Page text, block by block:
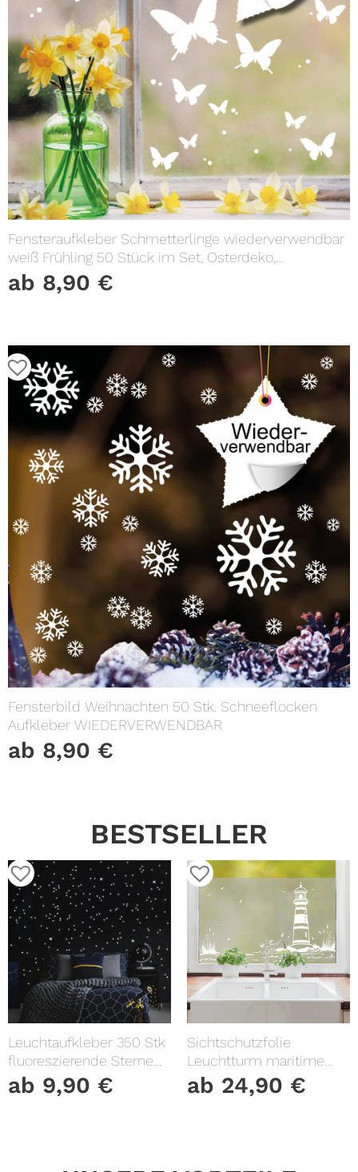
Fensteraufkleber Schmetterlinge wiederverwendbar
weiß Frühling 50 Stück im Set, Osterdeko,
Frühlingsdeko
ab 8,90 €
Fensterbild Weihnachten 50 Stk. Schneeflocken
Aufkleber WIEDERVERWENDBAR
ab 8,90 €
BESTSELLER
Leuchtaufkleber 350 Stk
fluoreszierende Sterne
und Punkte leuchten im
Dunklen Kinderzimmer
ab 9,90 €
Sichtschutzfolie
Leuchtturm maritime
Fensterfolie Fensterdeko
Milchglasfolie
ab 24,90 €